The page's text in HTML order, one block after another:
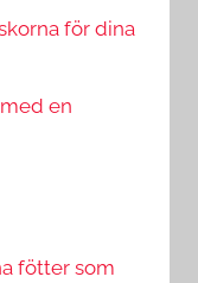
för dina
en
fötter som